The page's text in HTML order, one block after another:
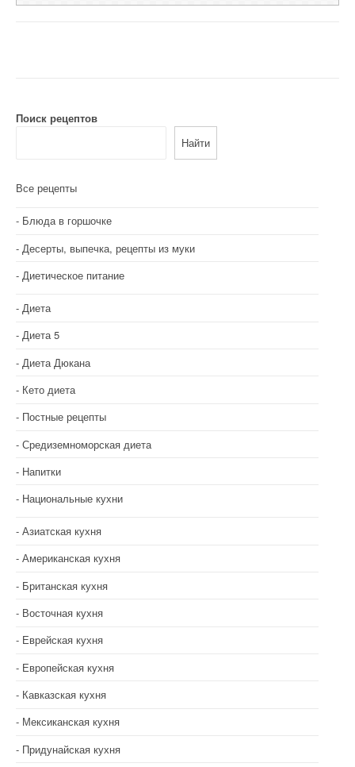
Поиск рецептов
Найти
Все рецепты
Блюда в горшочке
Десерты, выпечка, рецепты из муки
Диетическое питание
Диета
Диета 5
Диета Дюкана
Кето диета
Постные рецепты
Средиземноморская диета
Напитки
Национальные кухни
Азиатская кухня
Американская кухня
Британская кухня
Восточная кухня
Еврейская кухня
Европейская кухня
Кавказская кухня
Мексиканская кухня
Придунайская кухня